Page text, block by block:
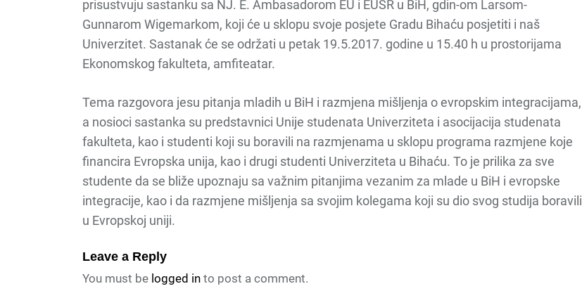
prisustvuju sastanku sa NJ. E. Ambasadorom EU i EUSR u BiH, gdin-om Larsom-
Gunnarom Wigemarkom, koji će u sklopu svoje posjete Gradu Bihaću posjetiti i naš
Univerzitet. Sastanak će se održati u petak 19.5.2017. godine u 15.40 h u prostorijama
Ekonomskog fakulteta, amfiteatar.
Tema razgovora jesu pitanja mladih u BiH i razmjena mišljenja o evropskim integracijama,
a nosioci sastanka su predstavnici Unije studenata Univerziteta i asocijacija studenata
fakulteta, kao i studenti koji su boravili na razmjenama u sklopu programa razmjene koje
financira Evropska unija, kao i drugi studenti Univerziteta u Bihaću. To je prilika za sve
studente da se bliže upoznaju sa važnim pitanjima vezanim za mlade u BiH i evropske
integracije, kao i da razmjene mišljenja sa svojim kolegama koji su dio svog studija boravili
u Evropskoj uniji.
Leave a Reply
You must be logged in to post a comment.